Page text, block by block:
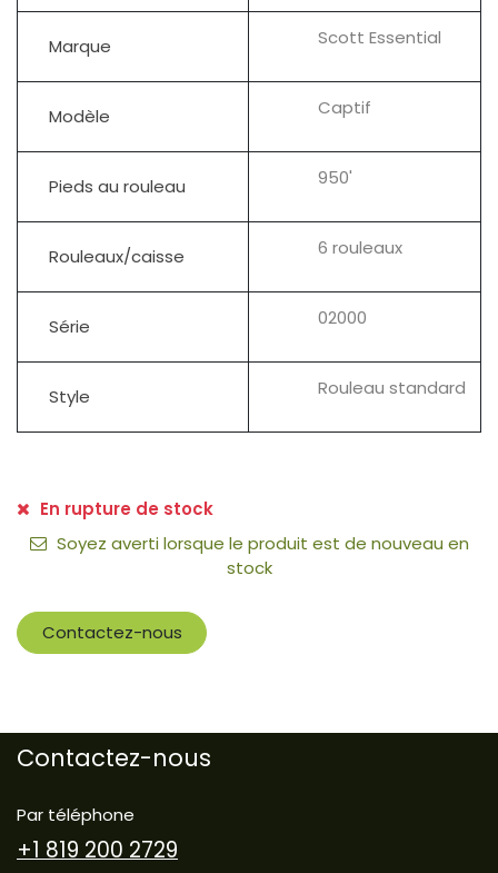
Marque Scott Essential
Modèle Captif
Pieds au rouleau 950'
Rouleaux/caisse 6 rouleaux
Série 02000
Style Rouleau standard
En rupture de stock
Soyez averti lorsque le produit est de nouveau en
stock
Contactez-nous
Contactez-nous
Par téléphone
+1 819 200 2729